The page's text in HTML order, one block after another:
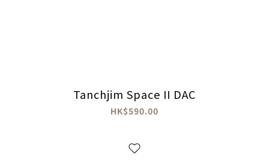
Tanchjim Space II DAC
HK$590.00